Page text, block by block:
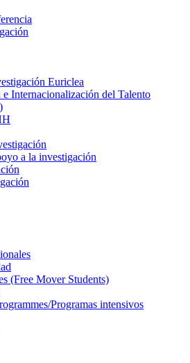
Euriclea
Internacionalización del Talento
a la investigación
(Free Mover Students)
Programas intensivos